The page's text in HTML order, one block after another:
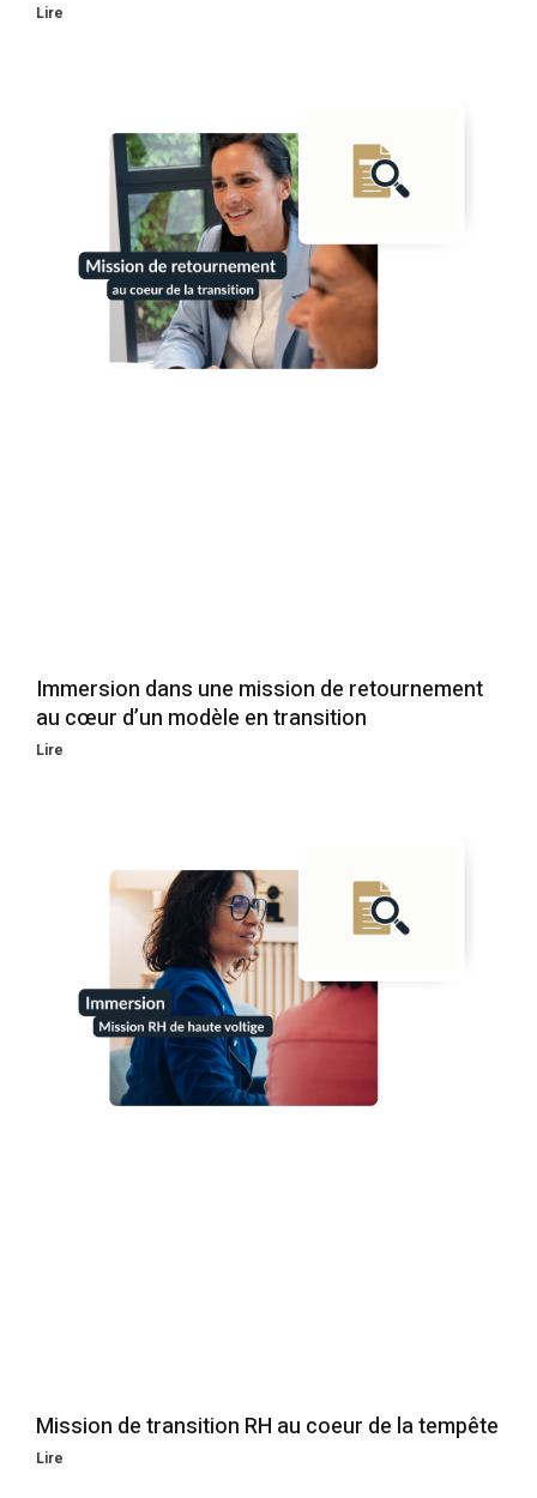
Lire
Immersion dans une mission de retournement
au cœur d’un modèle en transition
Lire
Mission de transition RH au coeur de la tempête
Lire